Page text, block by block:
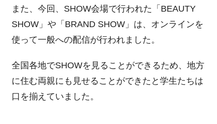
また、今回、SHOW会場で行われた「BEAUTY
SHOW」や「BRAND SHOW」は、オンラインを
使って一般への配信が行われました。
全国各地でSHOWを見ることができるため、地方
に住む両親にも見せることができたと学生たちは
口を揃えていました。